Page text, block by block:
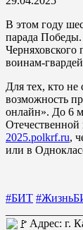
В этом году
парада
Черняховского
воинам-
Для тех, кто не
возможность
онлайн». До 6
2025.polkrf.ru,
или в
#БИТ
Адрес: г.